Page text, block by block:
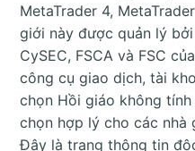
MetaTrader 4,
giới này được quản lý
CySEC, FSCA và FSC
công cụ giao dịch, tài
chọn Hồi giáo không
chọn hợp lý cho các nhà
Đây là trang thông tin